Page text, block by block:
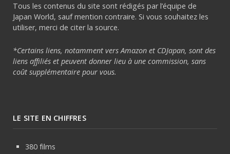
Tous les contenus du site sont rédigés par l’équipe de
Japan World, sauf mention contraire. Si vous souhaitez les
utiliser, merci de citer la source.
*Certains liens, notamment vers Amazon et CDJapan, sont des
liens affiliés et peuvent donner lieu à une commission, sans
coût supplémentaire pour vous.
LE SITE EN CHIFFRES
380 films